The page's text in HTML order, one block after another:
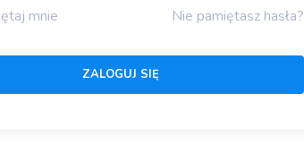
mnie Nie pamiętasz hasła?